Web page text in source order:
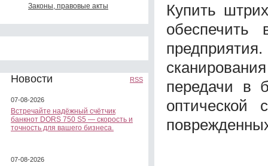
Законы, правовые акты
Новости RSS
07-08-2026
Встречайте надёжный счётчик
банкнот DORS 750 S5 — скорость и
точность для вашего бизнеса.
07-08-2026
Купить
обеспечить
передачи в
оптической